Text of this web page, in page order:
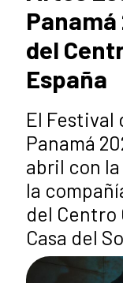
Panamá
del
España
El Festival
Panamá
abril con
la
del Centro
Casa del